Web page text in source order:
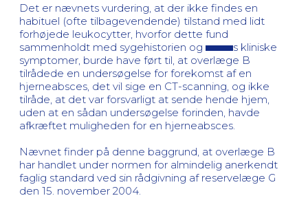
Det er nævnets vurdering, at der ikke findes en
habituel (ofte tilbagevendende) tilstand med lidt
forhøjede leukocytter, hvorfor dette fund
sammenholdt med sygehistorien og
s kliniske
symptomer, burde have ført til, at overlæge B
tilrådede en undersøgelse for forekomst af en
hjerneabsces, det vil sige en CT-scanning, og ikke
tilråde, at det var forsvarligt at sende hende hjem,
uden at en sådan undersøgelse forinden, havde
afkræftet muligheden for en hjerneabsces.
Nævnet finder på denne baggrund, at overlæge B
har handlet under normen for almindelig anerkendt
faglig standard ved sin rådgivning af reservelæge G
den 15. november 2004.